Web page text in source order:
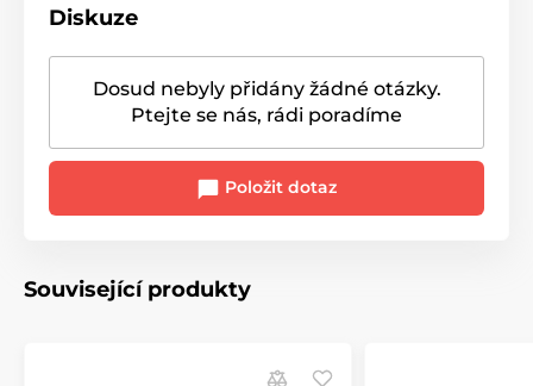
Diskuze
Dosud nebyly přidány žádné otázky.
Ptejte se nás, rádi poradíme
Položit dotaz
Související produkty